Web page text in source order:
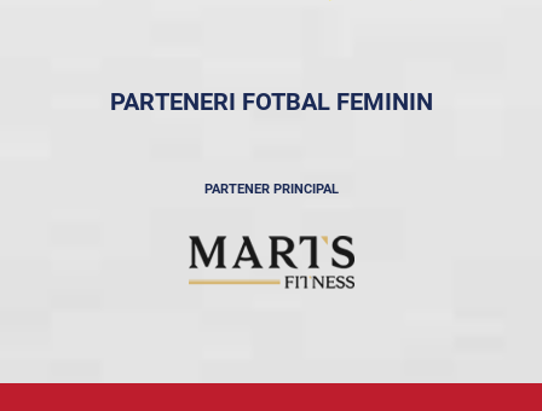
PARTENERI FOTBAL FEMININ
PARTENER PRINCIPAL